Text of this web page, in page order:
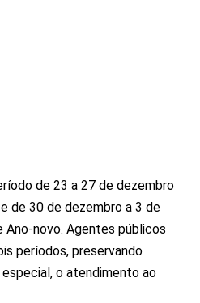
de 23 a 27 de dezembro
de 30 de dezembro a 3 de
Ano-novo. Agentes públicos
períodos, preservando
o atendimento ao